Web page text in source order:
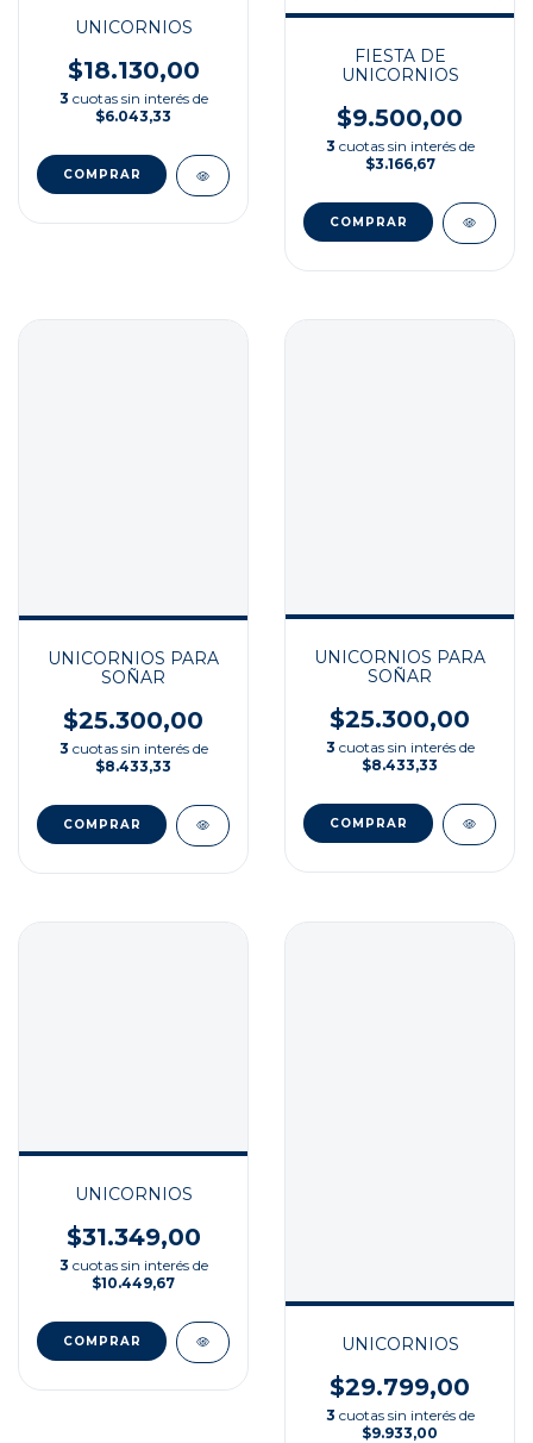
UNICORNIOS
$18.130,00
3 cuotas sin interés de
$6.043,33
FIESTA DE
UNICORNIOS
$9.500,00
3 cuotas sin interés de
$3.166,67
UNICORNIOS PARA
SOÑAR
$25.300,00
3 cuotas sin interés de
$8.433,33
UNICORNIOS PARA
SOÑAR
$25.300,00
3 cuotas sin interés de
$8.433,33
UNICORNIOS
$31.349,00
3 cuotas sin interés de
$10.449,67
UNICORNIOS
$29.799,00
3 cuotas sin interés de
$9.933,00